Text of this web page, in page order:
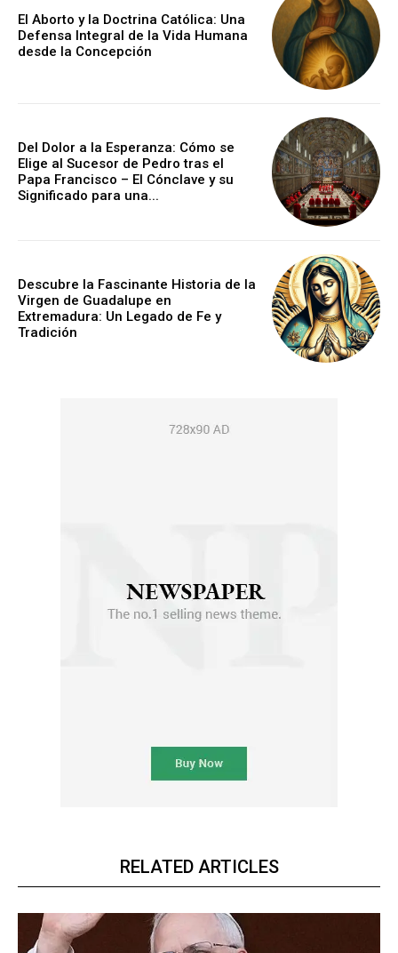
El Aborto y la Doctrina Católica: Una
Defensa Integral de la Vida Humana
desde la Concepción
Del Dolor a la Esperanza: Cómo se
Elige al Sucesor de Pedro tras el
Papa Francisco – El Cónclave y su
Significado para una...
Descubre la Fascinante Historia de la
Virgen de Guadalupe en
Extremadura: Un Legado de Fe y
Tradición
RELATED ARTICLES